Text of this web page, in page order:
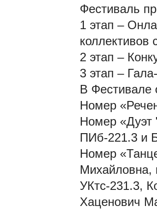
Фестиваль
1 этап –
коллективов
2 этап –
3 этап –
В Фестивале
Номер
Номер «Дуэт
ПИб-221.3 и
Номер
Михайловна,
УКтс-231.3,
Хаценович